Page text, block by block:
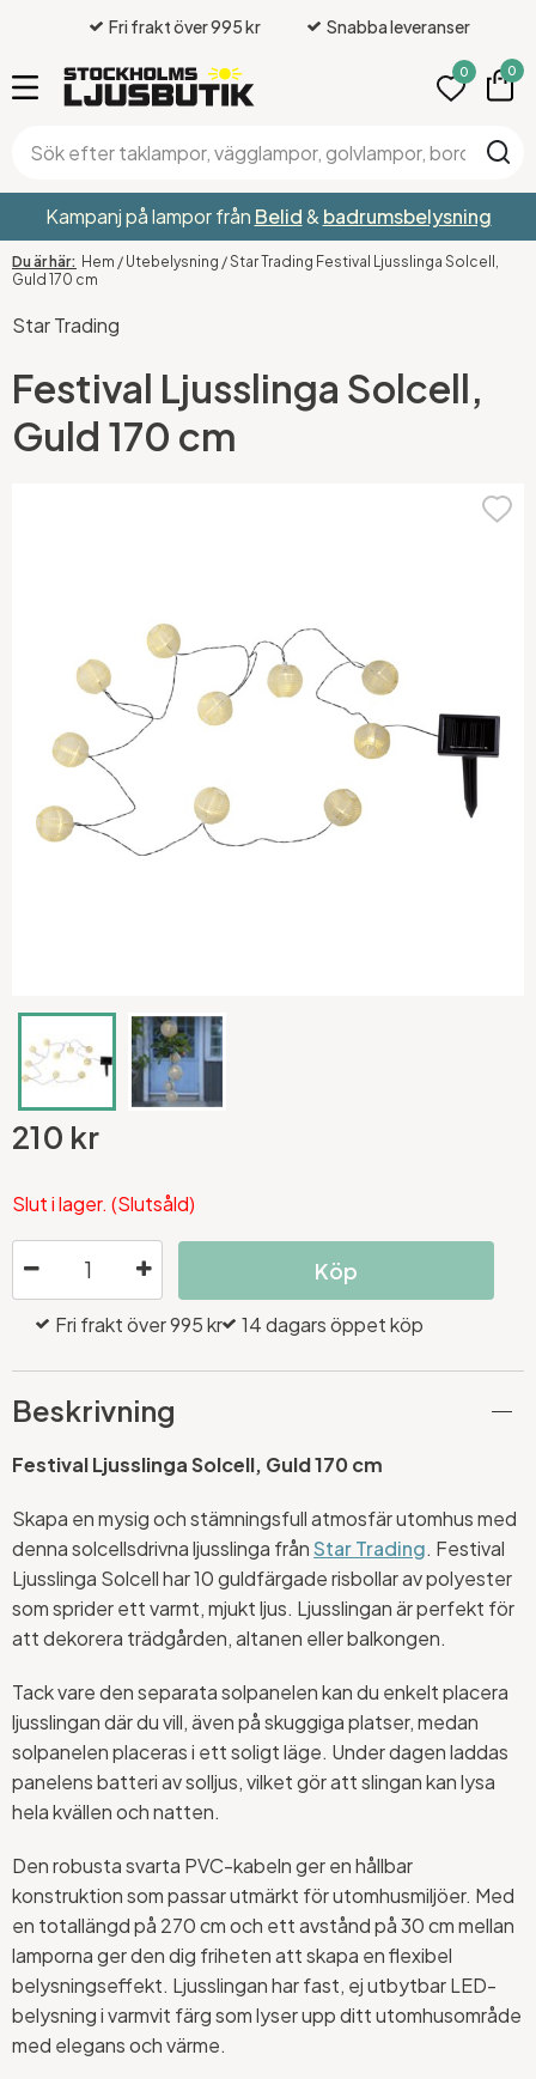
Fri frakt över 995 kr Snabba leveranser
0 0
Kampanj på lampor från Belid& badrumsbelysning
Hem / Utebelysning /Star Trading Festival Ljusslinga Solcell,
Guld 170 cm
Star Trading
Festival Ljusslinga Solcell,
Guld 170 cm
210 kr
Slut i lager. (Slutsåld)
Köp
Fri frakt över 995 kr 14 dagars öppet köp
Beskrivning
Festival Ljusslinga Solcell, Guld 170 cm
Skapa en mysig och stämningsfull atmosfär utomhus med
denna solcellsdrivna ljusslinga frånStar Trading. Festival
Ljusslinga Solcell har 10 guldfärgade risbollar av polyester
som sprider ett varmt, mjukt ljus. Ljusslingan är perfekt för
att dekorera trädgården, altanen eller balkongen.
Tack vare den separata solpanelen kan du enkelt placera
ljusslingan där du vill, även på skuggiga platser, medan
solpanelen placeras i ett soligt läge. Under dagen laddas
panelens batteri av solljus, vilket gör att slingan kan lysa
hela kvällen och natten.
Den robusta svarta PVC-kabeln ger en hållbar
konstruktion som passar utmärkt för utomhusmiljöer. Med
en totallängd på 270 cm och ett avstånd på 30 cm mellan
lamporna ger den dig friheten att skapa en flexibel
belysningseffekt. Ljusslingan har fast, ej utbytbar LED-
belysning i varmvit färg som lyser upp ditt utomhusområde
med elegans och värme.